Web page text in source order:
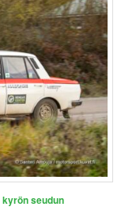
kyrön seudun